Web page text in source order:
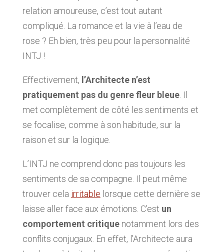
relation amoureuse, c’est tout autant
compliqué. La romance et la vie à l’eau de
rose ? Eh bien, très peu pour la personnalité
INTJ !
Effectivement, l’Architecte n’est
pratiquement pas du genre fleur bleue. Il
met complètement de côté les sentiments et
se focalise, comme à son habitude, sur la
raison et sur la logique.
L’INTJ ne comprend donc pas toujours les
sentiments de sa compagne. Il peut même
trouver cela irritable lorsque cette dernière se
laisse aller face aux émotions. C’est un
comportement critiquenotamment lors des
conflits conjugaux. En effet, l’Architecte aura